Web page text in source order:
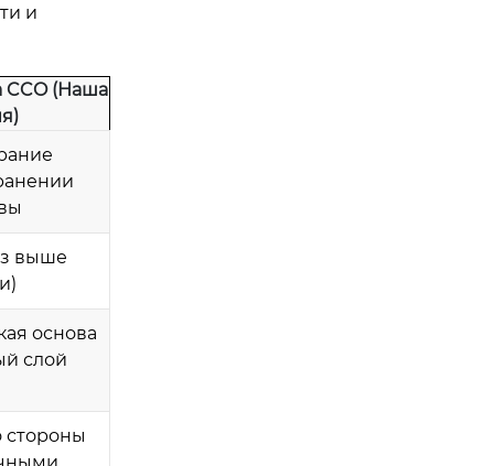
и
CCO (Наша
выше
основа
слой
стороны